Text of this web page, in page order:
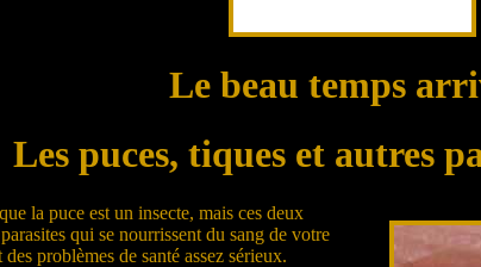
Le beau temps
Les puces, tiques et autres
la puce est un insecte, mais ces deux
qui se nourrissent du sang de votre
problèmes de santé assez sérieux.